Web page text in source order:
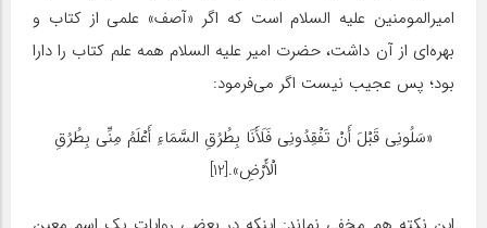
امیرالمومنین علیه السلام است که اگر «آصف» علمی از کتاب و
بهره‌ای از آن داشت، حضرت امیر علیه السلام همه علم کتاب را دارا
بود؛ پس عجیب نیست اگر می‌فرمود:
«سَلُونِی قَبْلَ أَنْ تَفْقِدُونِی فَلَأَنَا بِطُرُقِ السَّمَاءِ أَعْلَمُ مِنِّی بِطُرُقِ
الْأَرْضِ».[12]